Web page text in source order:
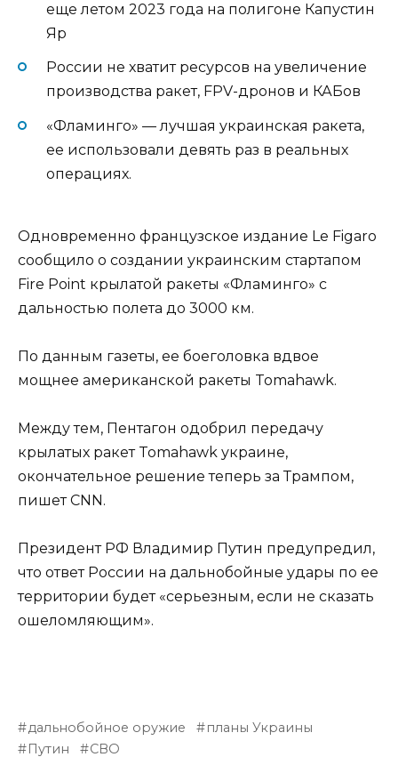
еще летом 2023 года на полигоне Капустин
Яр
России не хватит ресурсов на увеличение
производства ракет, FPV-дронов и КАБов
«Фламинго» — лучшая украинская ракета,
ее использовали девять раз в реальных
операциях.
Одновременно французское издание Le Figaro
сообщило о создании украинским стартапом
Fire Point крылатой ракеты «Фламинго» с
дальностью полета до 3000 км.
По данным газеты, ее боеголовка вдвое
мощнее американской ракеты Tomahawk.
Между тем, Пентагон одобрил передачу
крылатых ракет Tomahawk украине,
окончательное решение теперь за Трампом,
пишет CNN.
Президент РФ Владимир Путин предупредил,
что ответ России на дальнобойные удары по ее
территории будет «серьезным, если не сказать
ошеломляющим».
дальнобойное оружие
планы Украины
Путин
СВО